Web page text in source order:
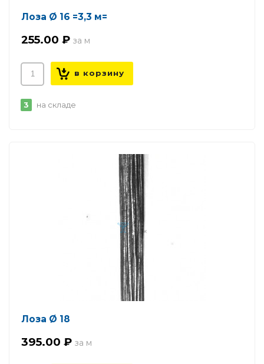
Лоза Ø 16 =3,3 м=
255.00 ₽
3 на складе
Лоза Ø 18
395.00 ₽